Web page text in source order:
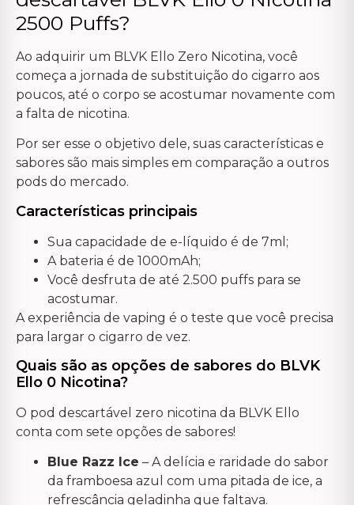
2500 Puffs?
Ao adquirir um BLVK Ello Zero Nicotina, você
começa a jornada de substituição do cigarro aos
poucos, até o corpo se acostumar novamente com
a falta de nicotina.
Por ser esse o objetivo dele, suas características e
sabores são mais simples em comparação a outros
pods do mercado.
Características principais
Sua capacidade de e-líquido é de 7ml;
A bateria é de 1000mAh;
Você desfruta de até 2.500 puffs para se
acostumar.
A experiência de vaping é o teste que você precisa
para largar o cigarro de vez.
Quais são as opções de sabores do BLVK
Ello 0 Nicotina?
O pod descartável zero nicotina da BLVK Ello
conta com sete opções de sabores!
Blue Razz Ice – A delícia e raridade do sabor
da framboesa azul com uma pitada de ice, a
refrescância geladinha que faltava.